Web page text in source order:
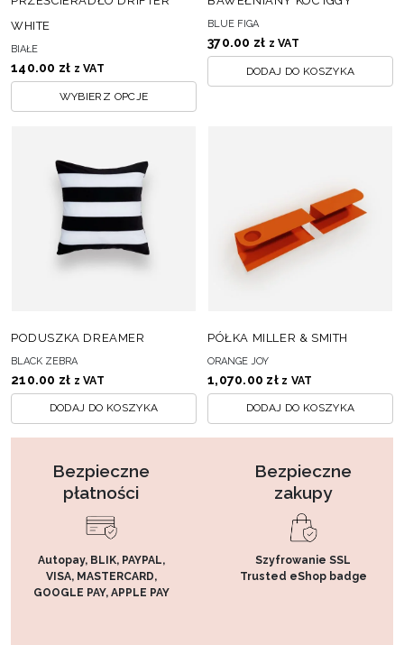
WHITE
BIAŁE
140.00 zł z VAT
WYBIERZ OPCJE
BLUE FIGA
370.00 zł z VAT
DODAJ DO KOSZYKA
PODUSZKA DREAMER
BLACK ZEBRA
210.00 zł z VAT
DODAJ DO KOSZYKA
PÓŁKA MILLER & SMITH
ORANGE JOY
1,070.00 zł z VAT
DODAJ DO KOSZYKA
Bezpieczne
płatności
Autopay, BLIK, PAYPAL,
VISA, MASTERCARD,
GOOGLE PAY, APPLE PAY
Bezpieczne
zakupy
Szyfrowanie SSL
Trusted eShop badge